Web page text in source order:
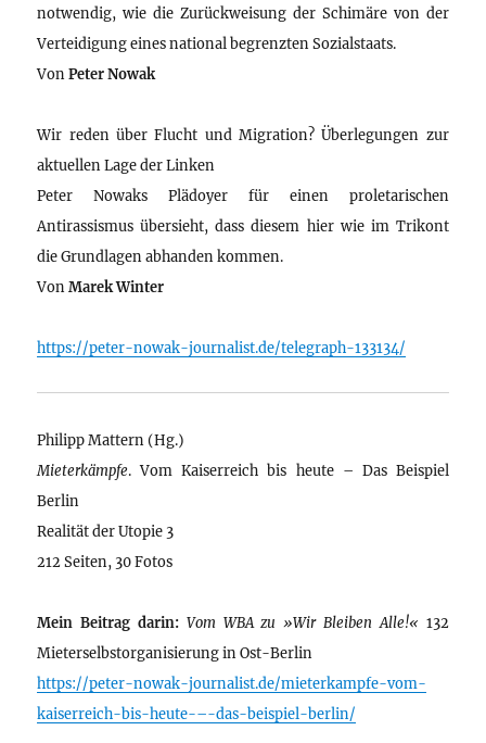
notwendig, wie die Zurückweisung der Schimäre von der
Verteidigung eines national begrenzten Sozialstaats.
VonPeter Nowak
Wir reden über Flucht und Migration? Überlegungen zur
aktuellen Lage der Linken
Peter Nowaks Plädoyer für einen proletarischen
Antirassismus übersieht, dass diesem hier wie im Trikont
die Grundlagen abhanden kommen.
VonMarek Winter
https://peter-nowak-journalist.de/telegraph-133134/
Philipp Mattern (Hg.)
Mieterkämpfe. Vom Kaiserreich bis heute – Das Beispiel
Berlin
Realität der Utopie 3
212 Seiten, 30 Fotos
Mein Beitrag darin: Vom WBA zu »Wir Bleiben Alle!« 132
Mieterselbstorganisierung in Ost-Berlin
https://peter-nowak-journalist.de/mieterkampfe-vom-
kaiserreich-bis-heute-–-das-beispiel-berlin/